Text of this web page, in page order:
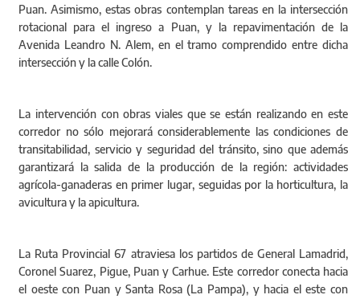
Puan. Asimismo, estas obras contemplan tareas en la intersección
rotacional para el ingreso a Puan, y la repavimentación de la
Avenida Leandro N. Alem, en el tramo comprendido entre dicha
intersección y la calle Colón.
La intervención con obras viales que se están realizando en este
corredor no sólo mejorará considerablemente las condiciones de
transitabilidad, servicio y seguridad del tránsito, sino que además
garantizará la salida de la producción de la región: actividades
agrícola-ganaderas en primer lugar, seguidas por la horticultura, la
avicultura y la apicultura.
La Ruta Provincial 67 atraviesa los partidos de General Lamadrid,
Coronel Suarez, Pigue, Puan y Carhue. Este corredor conecta hacia
el oeste con Puan y Santa Rosa (La Pampa), y hacia el este con